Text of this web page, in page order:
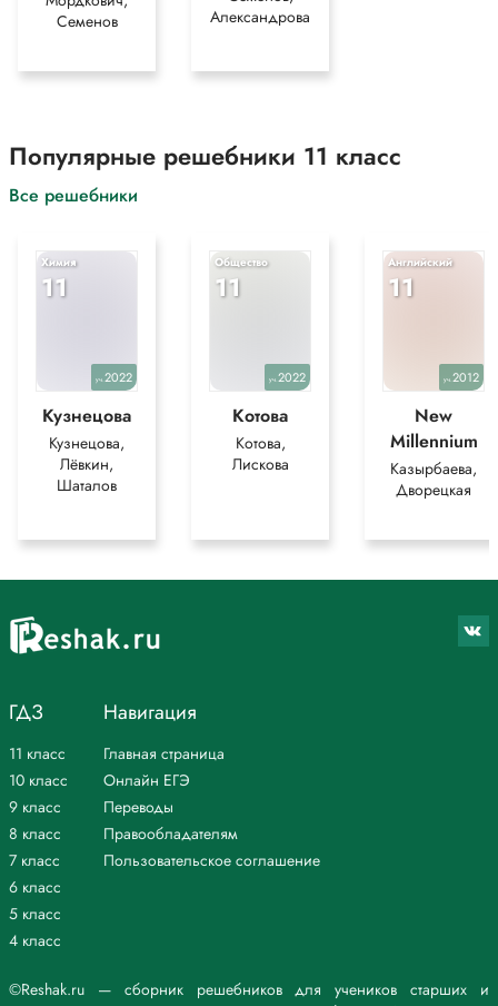
Семенов
Александрова
Популярные решебники 11 класс
Все решебники
Химия
11
уч.2022
Кузнецова
Кузнецова,
Лёвкин,
Шаталов
Общество
11
уч.2022
Котова
Котова,
Лискова
Английский
11
уч.2012
New
Millennium
Казырбаева,
Дворецкая
©Reshak.ru — сборник решебников для учеников старших и
ГДЗ
11 класс
10 класс
9 класс
8 класс
7 класс
6 класс
5 класс
4 класс
Навигация
Главная страница
Онлайн ЕГЭ
Переводы
Правообладателям
Пользовательское соглашение